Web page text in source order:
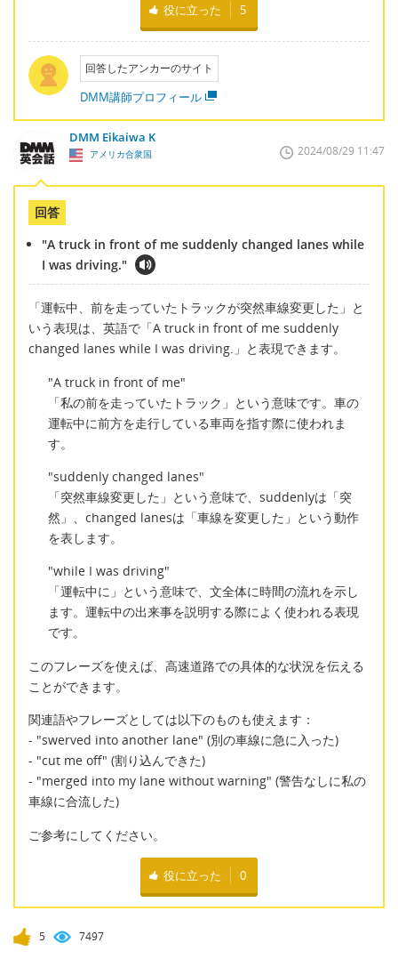
役に立った 5
回答したアンカーのサイト
DMM講師プロフィール
DMM Eikaiwa K
アメリカ合衆国 2024/08/29 11:47
回答
"A truck in front of me suddenly changed lanes while
I was driving."
「運転中、前を走っていたトラックが突然車線変更した」と
いう表現は、英語で「A truck in front of me suddenly
changed lanes while I was driving.」と表現できます。
"A truck in front of me"
「私の前を走っていたトラック」という意味です。車の
運転中に前方を走行している車両を指す際に使われま
す。
"suddenly changed lanes"
「突然車線変更した」という意味で、suddenlyは「突
然」、changed lanesは「車線を変更した」という動作
を表します。
"while I was driving"
「運転中に」という意味で、文全体に時間の流れを示し
ます。運転中の出来事を説明する際によく使われる表現
です。
このフレーズを使えば、高速道路での具体的な状況を伝える
ことができます。
関連語やフレーズとしては以下のものも使えます：
- "swerved into another lane" (別の車線に急に入った)
- "cut me off" (割り込んできた)
- "merged into my lane without warning" (警告なしに私の
車線に合流した)
ご参考にしてください。
役に立った 0
5 7497